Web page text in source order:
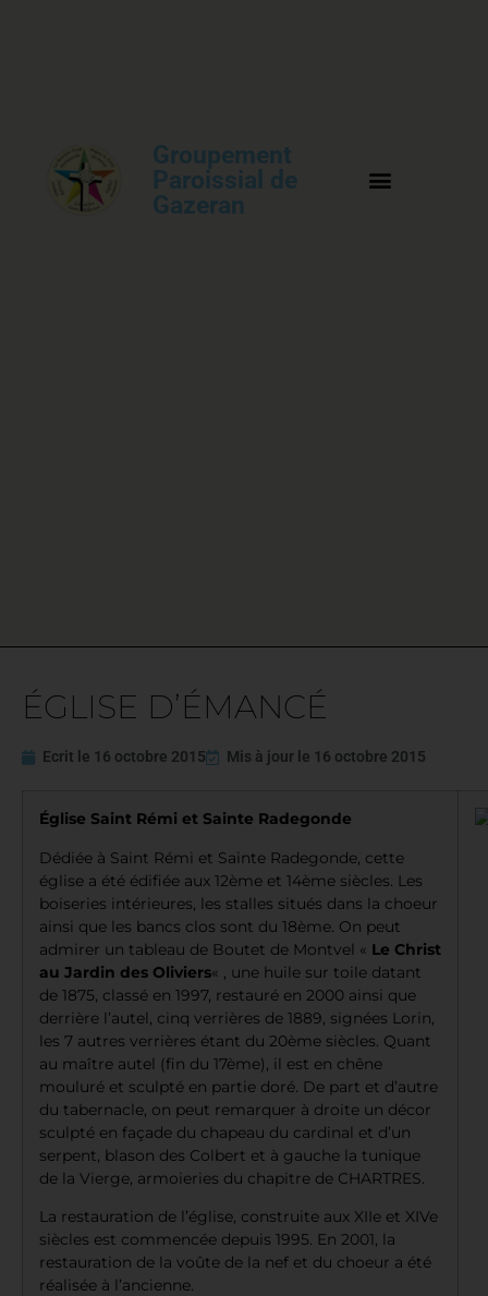
Groupement
Paroissial de
Gazeran
ÉGLISE D’ÉMANCÉ
Ecrit le 16 octobre 2015 Mis à jour le 16 octobre 2015
Église Saint Rémi et Sainte Radegonde
Dédiée à Saint Rémi et Sainte Radegonde, cette
église a été édifiée aux 12ème et 14ème siècles. Les
boiseries intérieures, les stalles situés dans la choeur
ainsi que les bancs clos sont du 18ème. On peut
admirer un tableau de Boutet de Montvel « Le Christ
au Jardin des Oliviers« , une huile sur toile datant
de 1875, classé en 1997, restauré en 2000 ainsi que
derrière l’autel, cinq verrières de 1889, signées Lorin,
les 7 autres verrières étant du 20ème siècles. Quant
au maître autel (fin du 17ème), il est en chêne
mouluré et sculpté en partie doré. De part et d’autre
du tabernacle, on peut remarquer à droite un décor
sculpté en façade du chapeau du cardinal et d’un
serpent, blason des Colbert et à gauche la tunique
de la Vierge, armoieries du chapitre de CHARTRES.
La restauration de l’église, construite aux XIIe et XIVe
siècles est commencée depuis 1995. En 2001, la
restauration de la voûte de la nef et du choeur a été
réalisée à l’ancienne.